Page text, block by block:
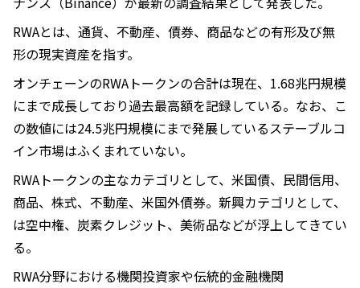
RWAとは、通貨、不動産、債券、商品などの有形及び無
形の現実資産を指す。
オンチェーンのRWAトークンの合計は現在、1.68兆円規模
にまで成長しており過去最高額を記録している。なお、こ
の数値には24.5兆円規模にまで発展しているステーブルコ
イン市場はふくまれていない。
RWAトークンの主なカテゴリとして、米国債、民間信用、
商品、株式、不動産、米国外債券。新興カテゴリとして、
は空中権、炭素クレジット、美術品などが浮上してきてい
る。
RWA分野における機関投資家や伝統的金融機関